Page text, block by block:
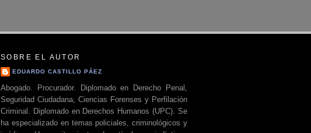
SOBRE EL AUTOR
EDUARDO CASTILLO PÁEZ
Abogado. Procurador. Diplomado en Derecho Penal,
Seguridad Ciudadana, Ciencias Forenses y Perfilación
Criminal. Diplomado en Derechos Humanos (UPC). Se
ha especializado en temas policiales, criminológicos y